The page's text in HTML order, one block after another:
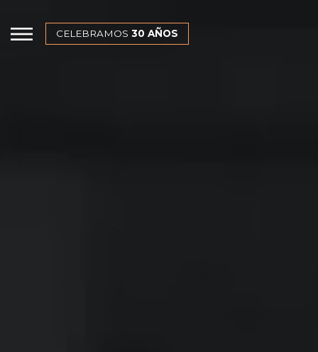
CELEBRAMOS 30 AÑOS